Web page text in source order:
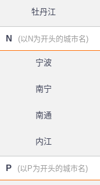
牡丹江
N (以N为开头的城市名)
宁波
南宁
南通
内江
P (以P为开头的城市名)